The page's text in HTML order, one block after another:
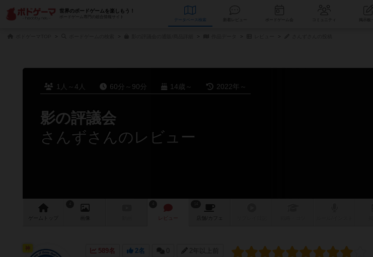
世界のボードゲームを楽しもう！
ボードゲーム専門の総合情報サイト
データベース コミュニティ
1人～4人 60分～90分 14歳～ 2022年～
影の評議会
さんずさんのレビュー
ゲーム 画像 レビュー 店舗/ カフェ
589名 2名 0 2年以上前